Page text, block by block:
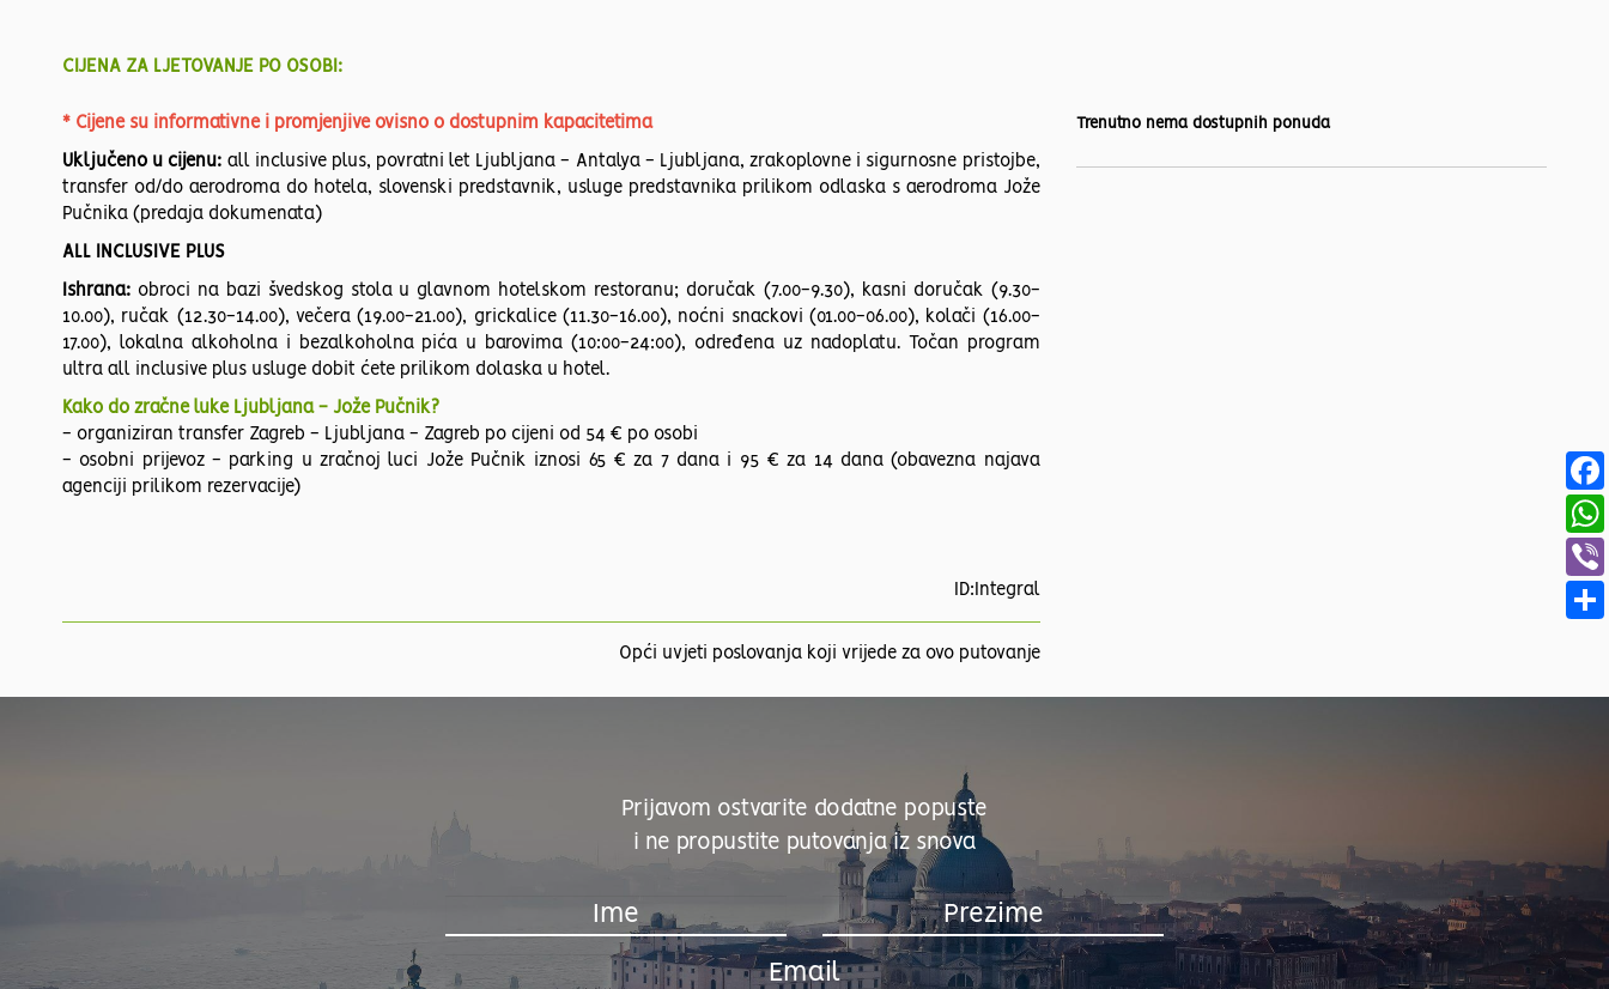
CIJENA ZA LJETOVANJE PO OSOBI:
* Cijene su informativne i promjenjive ovisno o dostupnim kapacitetima
Uključeno u cijenu: all inclusive plus, povratni let Ljubljana - Antalya - Ljubljana, zrakoplovne i sigurnosne pristojbe,
transfer od/do aerodroma do hotela, slovenski predstavnik, usluge predstavnika prilikom odlaska s aerodroma Jože
Pučnika (predaja dokumenata)
ALL INCLUSIVE PLUS
Ishrana: obroci na bazi švedskog stola u glavnom hotelskom restoranu; doručak (7.00-9.30), kasni doručak (9.30-
10.00), ručak (12.30-14.00), večera (19.00-21.00), grickalice (11.30-16.00), noćni snackovi (01.00-06.00), kolači (16.00-
17.00), lokalna alkoholna i bezalkoholna pića u barovima (10:00-24:00), određena uz nadoplatu. Točan program
ultra all inclusive plus usluge dobit ćete prilikom dolaska u hotel.
Kako do zračne luke Ljubljana - Jože Pučnik?
- organiziran transfer Zagreb - Ljubljana - Zagreb po cijeni od 54 € po osobi
- osobni prijevoz - parking u zračnoj luci Jože Pučnik iznosi 65 € za 7 dana i 95 € za 14 dana (obavezna najava
agenciji prilikom rezervacije)
ID:Integral
Opći uvjeti poslovanja koji vrijede za ovo putovanje
Trenutno nema dostupnih ponuda
Prijavom ostvarite dodatne popuste
i ne propustite putovanja iz snova